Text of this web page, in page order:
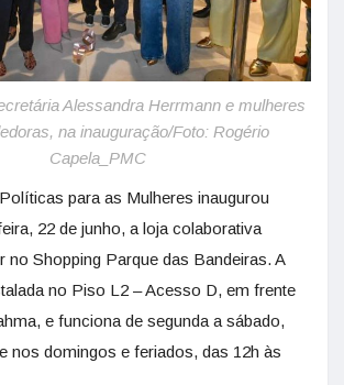
Alessandra Herrmann e mulheres
na inauguração/Foto: Rogério
Capela_PMC
para as Mulheres inaugurou
22 de junho, a loja colaborativa
no Shopping Parque das Bandeiras. A
no Piso L2 – Acesso D, em frente
e funciona de segunda a sábado,
nos domingos e feriados, das 12h às